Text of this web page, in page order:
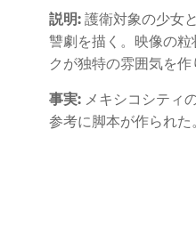
説明: 護衛対象の少女
讐劇を描く。映像の
クが独特の雰囲気を作
事実: メキシコシティ
参考に脚本が作られた